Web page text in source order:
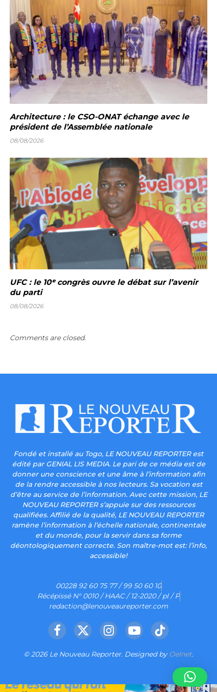
Architecture : le CSO-ONAT échange avec le
président de l’Assemblée nationale
08/08/2026
UFC : le 10ᵉ congrès ouvre le débat sur l’avenir
du parti
08/08/2026
Comments are closed.
Fondé et installé au Togo, LE NOUVEAU REPORTER est
édité par GENIAL LIS MEDIA. Le pari de ce média est de
donner une conscience et une âme à l’information afin
de la rendre accessible à nos lecteurs. Sa vocation est
d’être au service de l’information. Avec cette mission, LE
NOUVEAU REPORTER s’appuie sur des ressources
qualifiées. Affilié de la qualité, LE NOUVEAU REPORTER
ramène l’information à l’échelle nationale, continentale
et du monde, pour la servir dans sa forme
déontologiquement correcte. Son maître-mot est: l’info,
accessible!
00228 92 60 75 77 / 99 50 60 10
Récépissé N° 0010 / HAAC / 12-2020 / pl / P
redaction@lenouveaureporter.com
Facebook
X
InstagramYouTubeTikTok
© 2026 Le Nouveau Reporter. Designed by Oelnet.